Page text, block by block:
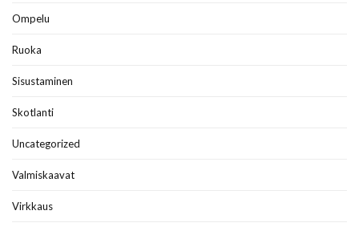
Ompelu
Ruoka
Sisustaminen
Skotlanti
Uncategorized
Valmiskaavat
Virkkaus